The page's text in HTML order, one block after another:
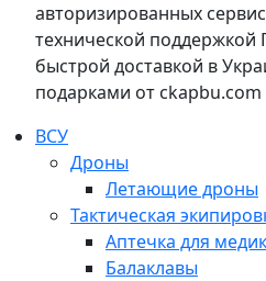
авторизированных
технической поддержкой
быстрой доставкой в
подарками от ckapbu.com
ВСУ
Дроны
Летающие дроны
Тактическая
Аптечка для
Балаклавы